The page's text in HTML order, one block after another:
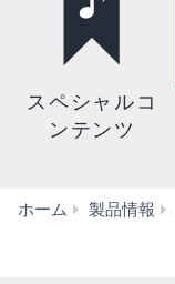
スペシャルコ
ンテンツ
ホーム 製品情報